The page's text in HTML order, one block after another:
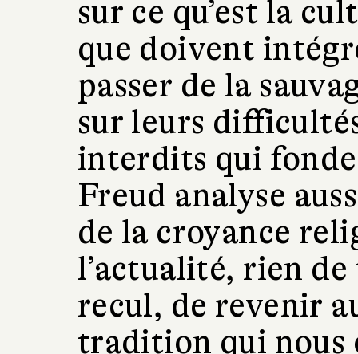
sur ce qu’est la
que doivent
passer de la
sur leurs
interdits qui
Freud analyse
de la croyance
l’actualité, rien
recul, de revenir
tradition qui nous